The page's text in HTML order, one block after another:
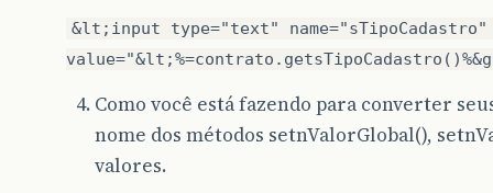
</ form >
&lt;input type="text" name="sTipoCadastro"
Como você está fazendo para converter
nome dos métodos setnValorGlobal(),
valores.